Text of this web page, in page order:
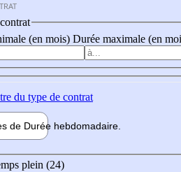
(en mois) Durée maximale (en
du type de contrat
de Durée hebdomadaire
plein (24)